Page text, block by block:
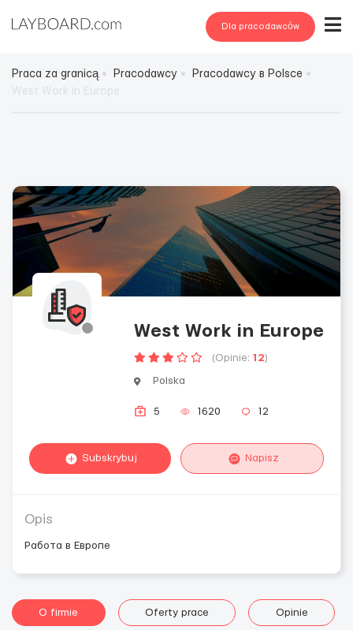
Dla pracodawców
Praca za granicą Pracodawcy
Pracodawcy в Polsce
West Work in Europe
(Opinie: 12)
Polska
5 1620 12
Subskrybuj Napisz
Opis
Работа в Европе
O firmie Oferty prace Opinie